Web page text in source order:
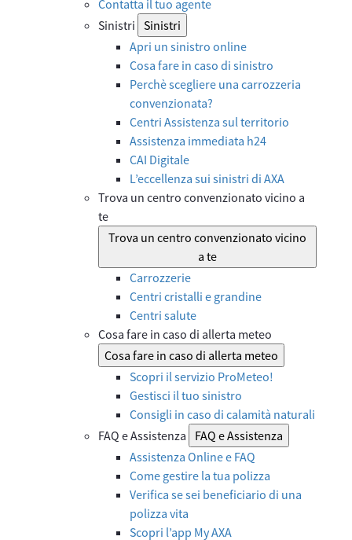
Contatta il tuo agente
Sinistri Sinistri
Apri un sinistro online
Cosa fare in caso di sinistro
Perchè scegliere una carrozzeria
convenzionata?
Centri Assistenza sul territorio
Assistenza immediata h24
CAI Digitale
L’eccellenza sui sinistri di AXA
Trova un centro convenzionato vicino a
te
Trova un centro convenzionato vicino
a te
Carrozzerie
Centri cristalli e grandine
Centri salute
Cosa fare in caso di allerta meteo
Cosa fare in caso di allerta meteo
Scopri il servizio ProMeteo!
Gestisci il tuo sinistro
Consigli in caso di calamità naturali
FAQ e Assistenza
FAQ e Assistenza
Assistenza Online e FAQ
Come gestire la tua polizza
Verifica se sei beneficiario di una
polizza vita
Scopri l’app My AXA